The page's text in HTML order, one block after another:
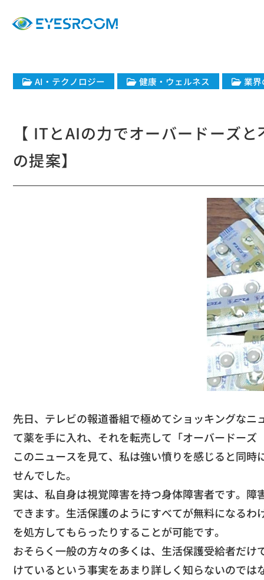
​AI・テクノロジー 健康・ウェルネス 業界
【 ITとAIの力でオーバードーズ
の提案】
先日、 テレビの報道番組で極めてショッキングなニ
て薬を手に入れ、 それを転売して「オーバードーズ
このニュースを見て、私は強い憤りを感じると同時
せんでした。
​実は、私自身は視覚障害を持つ身体障害者です。 障
できます。 生活保護のようにすべてが無料になるわ
を処方してもらったりすることが可能です。
おそらく一般の方々の多くは、生活保護受給者だけ
けているという事実をあまり詳しく知らないのでは